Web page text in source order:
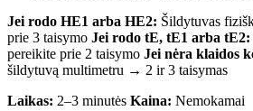
Jei rodo HE1 arba HE2: Šildytuvas
prie 3 taisymo Jei rodo tE, tE1 arba tE2:
pereikite prie 2 taisymo Jei nėra klaidos
šildytuvą multimetru → 2 ir 3 taisymas
Laikas: 2–3 minutės Kaina: Nemokamai